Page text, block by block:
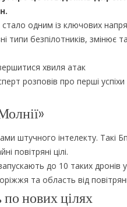
одним із ключових
типи безпілотників, змінює
хвиля атак
розповів про перші успіхи
штучного інтелекту. Такі
повітряні цілі.
до 10 таких дронів
та область від
нових цілях